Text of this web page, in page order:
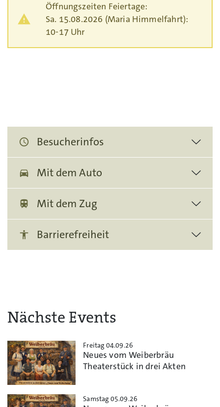
warning
Öffnungszeiten Feiertage:
Sa. 15.08.2026 (Maria Himmelfahrt):
10-17 Uhr
schedule Besucherinfos
directions_car Mit dem Auto
train Mit dem Zug
accessibility Barrierefreiheit
Nächste Events
Freitag 04.09.26
Neues vom Weiberbräu
Theaterstück in drei Akten
Samstag 05.09.26